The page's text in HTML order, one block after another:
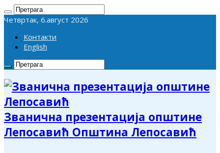
Четвртак, 6.август 2026
Контакти
English
Званична презентација општине
Лепосавић Општина Лепосавић